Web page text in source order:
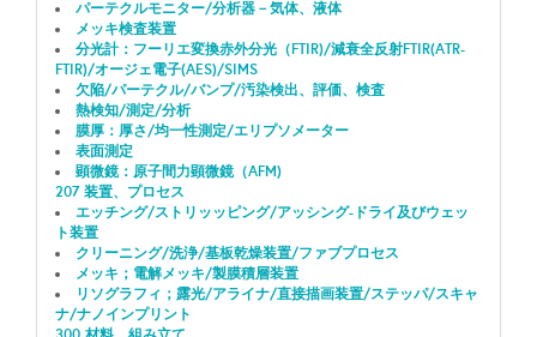
パーテクルモニター/分析器－気体、液体
メッキ検査装置
分光計：フーリエ変換赤外分光（FTIR)/減衰全反射FTIR(ATR-
FTIR)/オージェ電子(AES)/SIMS
欠陥/パーテクル/バンプ/汚染検出、評価、検査
熱検知/測定/分析
膜厚：厚さ/均一性測定/エリプソメーター
表面測定
顕微鏡：原子間力顕微鏡（AFM)
207 装置、プロセス
エッチング/ストリッッピング/アッシング-ドライ及びウェッ
ト装置
クリーニング/洗浄/基板乾燥装置/ファブプロセス
メッキ；電解メッキ/製膜積層装置
リソグラフィ；露光/アライナ/直接描画装置/ステッパ/スキャ
ナ/ナノインプリント